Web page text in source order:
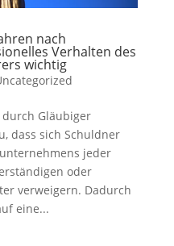
nach
Verhalten des
wichtig
Gläubiger
dass sich Schuldner
jeder
oder
verweigern. Dadurch
eine...